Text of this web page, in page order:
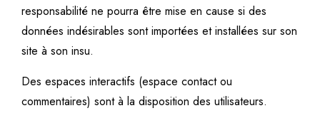
responsabilité ne pourra être mise en cause si des
données indésirables sont importées et installées sur son
site à son insu.
Des espaces interactifs (espace contact ou
commentaires) sont à la disposition des utilisateurs.